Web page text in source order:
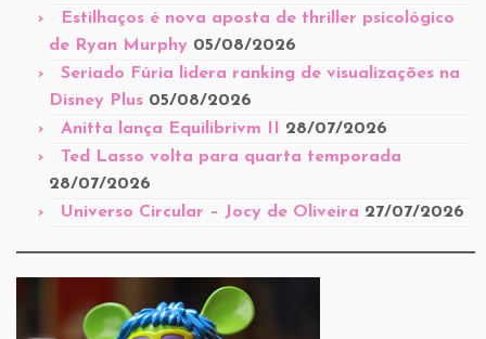
Estilhaços é nova aposta de thriller psicológico
de Ryan Murphy 05/08/2026
Seriado Fúria lidera ranking de visualizações na
Disney Plus 05/08/2026
Anitta lança Equilibrivm II
28/07/2026
Ted Lasso volta para quarta temporada
28/07/2026
Universo Circular – Jocy de Oliveira 27/07/2026